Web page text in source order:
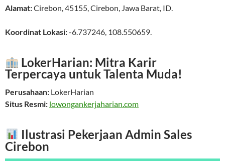
Alamat:Cirebon 45155 Cirebon Jawa Barat ID
Koordinat Lokasi:-6.737246 108.550659
LokerHarian: Mitra Karir
Terpercaya untuk Talenta Muda!
Perusahaan: LokerHarian
Situs Resmi: lowongankerjaharian.com
Ilustrasi Pekerjaan Admin Sales
Cirebon